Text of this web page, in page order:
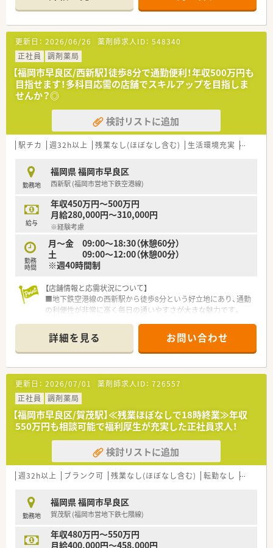
【店舗情報と応需状況について】
■地下鉄七隈線の野芥駅から車で5分ほどの場所に位置してお
り、近隣のクリニックから内科や小児科をメインに受けていま
す。
■1日の処方箋枚数は平均50枚から60枚程度となっており、薬剤
師は常時2名体制を整えて無理のない業務分担を行っています。
■小児科の処方が全体の約8割を占めているため、お子様や保護
者の方とのコミュニケーションを大切にしたい方に最適な環境
です。
【募集背景と求める人物像について】
■今回は薬剤師の退職に伴う欠員を補充するための募集で、店舗
の核として地域医療を支えてくださる方を新しくお迎えいたし
■電子薬歴の操作がスムーズにできる方を必須としており、周囲
のスタッフと協力しながら明るく元気に取り組める方を募集し
ています。
■管理薬剤師や店長経験がある方は大歓迎で、これまでのキャリ
アを活かして店舗運営にも積極的に関わりたい方を求めていま
す。
【こんな方にオススメ】
■処方箋をこなすだけの業務ではなく、地域の人々が自然と集ま
ってくるような温かい空間で薬剤師として働きたい方に最適で
■毎年5,000円程度の安定したベースアップが期待できるため、
将来の生活設計を立てやすく腰を据えて働きたい方に勧められ
ます。
ら質の高い医療サービスを提供したいと考える方にぴったりで
す。
更新日： 2026/06/26 薬剤師求人ID： 548340
正社員
調剤薬局
【福岡市早良区/西新駅】徒歩8分で通勤便利！年収500万円も
目指せます！多科目応需の店舗でスキルアップを目指しま
せんか？◎
検討リストに追加
駅チカ 週32h以上 残業なし(ほぼなし含む) 生活環境充実 教育制
勤務地
福岡県 福岡市早良区
西新駅 (福岡市営地下鉄空港線)
給与
年収450万円～500万円
月給280,000円～310,000円
※経験考慮
勤務
時間
月～金 09:00～18:30（休憩60分）
土 09:00～12:00（休憩00分）
※週40時間制
【店舗情報と応需状況について】
■地下鉄空港線の西新駅から徒歩8分という好立地にあり、通勤
の利便性が非常に高く毎日の通いやすさが大きな魅力です。
たりの処方箋枚数は平均30枚から40枚程度です。
■現在は常勤薬剤師1名と派遣薬剤師1名が在籍しており、少人
数ながらもお互いに協力し合いながら業務を進めています。
【募集背景と求める人物像について】
■地域の患者様へより質の高い医療サービスを提供するため、や
る気があり今後のビジョンを明確に持った方を急募していま
す。
■周囲との円滑な連携を図るための高いコミュニケーション能
力を備え、新しいアイデアを積極的に提案できる方を求めていま
す。
■30代から40代前半の即戦力となる方を募集しており、人柄次
第では50代以上の方についても柔軟に相談を受け付けていま
す。
【法人特徴について】
■福岡県を中心に佐賀や熊本などの九州エリアから関東圏まで、
合計80店舗の調剤薬局を幅広く展開している安定企業です。
■創業以来、複数の診療所を結ぶハブの役割を担う医療モール型
出店に注力し、地域の病院との強い連携体制を構築しています。
詳細を見る お問い合わせ
更新日： 2026/07/01 薬剤師求人ID： 726557
正社員
調剤薬局
【福岡市早良区/賀茂駅】≪残業ほぼなしで18時終業≫年収
550万円も相談可能で福利厚生が充実した正社員求人！
検討リストに追加
週32h以上 ブランク可 残業なし(ほぼなし含む) 転勤なし 車通勤
勤務地
福岡県 福岡市早良区
賀茂駅 (福岡市営地下鉄七隈線)
年収480万円～550万円
月給400,000円～458,000円